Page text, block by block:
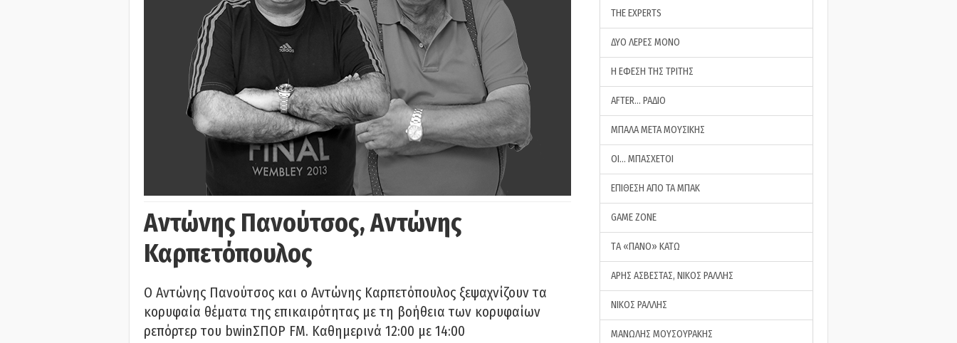
Αντώνης Πανούτσος, Αντώνης
Καρπετόπουλος
Ο Αντώνης Πανούτσος και ο Αντώνης Καρπετόπουλος ξεψαχνίζουν τα
κορυφαία θέματα της επικαιρότητας με τη βοήθεια των κορυφαίων
ρεπόρτερ του bwinΣΠΟΡ FM. Καθημερινά 12:00 με 14:00
THE EXPERTS
ΔΥΟ ΛΕΡΕΣ ΜΟΝΟ
Η ΕΦΕΣΗ ΤΗΣ ΤΡΙΤΗΣ
AFTER… ΡΑΔΙΟ
ΜΠΑΛΑ ΜΕΤΑ ΜΟΥΣΙΚΗΣ
ΟΙ… ΜΠΑΣΧΕΤΟΙ
ΕΠΙΘΕΣΗ ΑΠΟ ΤΑ ΜΠΑΚ
GAME ZONE
ΤA «ΠΑΝΟ» ΚΑΤΩ
ΑΡΗΣ ΑΣΒΕΣΤΑΣ, ΝΙΚΟΣ ΡΑΛΛΗΣ
ΝΙΚΟΣ ΡΑΛΛΗΣ
ΜΑΝΩΛΗΣ ΜΟΥΣΟΥΡΑΚΗΣ